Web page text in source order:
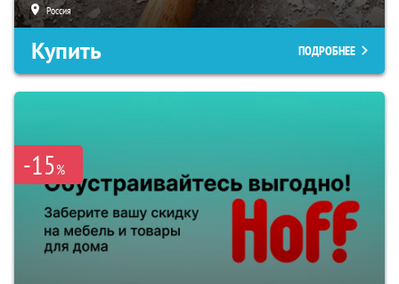
Россия
Купить ПОДРОБНЕЕ
-15%